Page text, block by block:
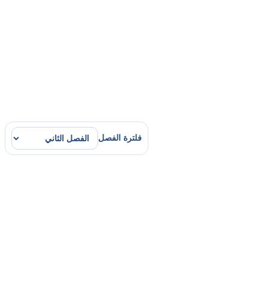
فلترة الفصل